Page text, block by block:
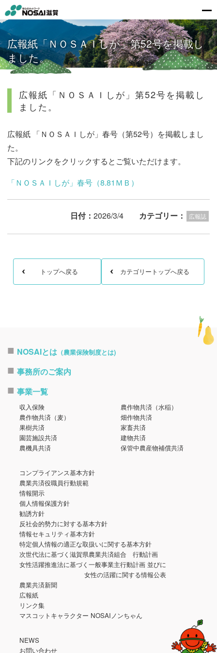
広報紙「ＮＯＳＡＩしが」第52号を掲載し
ました。
広報紙「ＮＯＳＡＩしが」第52号を掲載し
ました。
広報紙 「ＮＯＳＡＩしが」春号（第52号）を掲載しまし
た。
下記のリンクをクリックするとご覧いただけます。
「ＮＯＳＡＩしが」春号（8.81ＭＢ）
日付： 2026/3/4 カテゴリー： 広報誌
トップへ戻る カテゴリートップへ戻る
NOSAIとは （農業保険制度とは)
事務所のご案内
事業一覧
収入保険
農作物共済（水稲）
農作物共済（麦）
畑作物共済
果樹共済
家畜共済
園芸施設共済
建物共済
農機具共済
保管中農産物補償共済
コンプライアンス基本方針
農業共済役職員行動規範
情報開示
個人情報保護方針
勧誘方針
反社会的勢力に対する基本方針
情報セキュリティ基本方針
特定個人情報の適正な取扱いに関する基本方針
次世代法に基づく滋賀県農業共済組合 行動計画
女性活躍推進法に基づく一般事業主行動計画 並びに
女性の活躍に関する情報公表
農業共済新聞
広報紙
リンク集
マスコットキャラクター NOSAIノンちゃん
NEWS
お問い合わせ